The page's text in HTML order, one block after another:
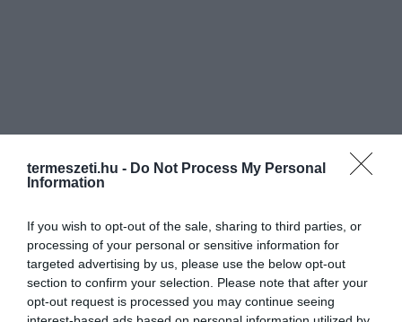
termeszeti.hu - Do Not Process My Personal
Information
If you wish to opt-out of the sale, sharing to third parties, or
processing of your personal or sensitive information for
targeted advertising by us, please use the below opt-out
section to confirm your selection. Please note that after your
opt-out request is processed you may continue seeing